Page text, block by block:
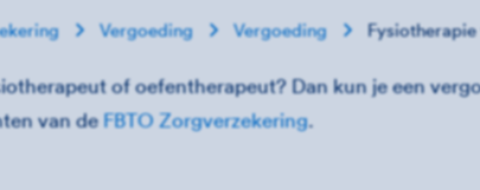
Vergoeding Vergoeding Fysiotherapie
of oefentherapeut? Dan kun je een
van deFBTO Zorgverzekering.